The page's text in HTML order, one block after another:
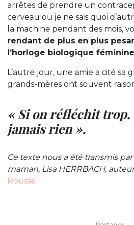
arrêtes de prendre un
cerveau ou je ne sais quoi
la machine pendant des mois,
rendant de plus en plus
l’horloge biologique
L’autre jour, une amie a cité sa
grands-mères ont souvent
« Si on réfléchit trop,
jamais rien ».
Ce texte nous a été transmis
maman, Lisa HERRBACH,
Rousse